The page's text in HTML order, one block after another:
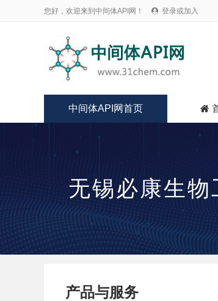
您好，欢迎来到中间体API网！  登录或加入
中间体API网首页 
无锡必康生物
产品与服务